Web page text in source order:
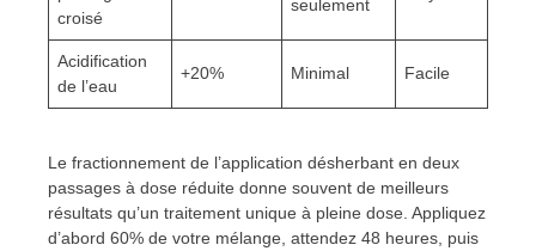
croisé
seulement
Acidification
de l’eau
+20% Minimal Facile
Le fractionnement de l’application désherbant en deux
passages à dose réduite donne souvent de meilleurs
résultats qu’un traitement unique à pleine dose. Appliquez
d’abord 60% de votre mélange, attendez 48 heures, puis